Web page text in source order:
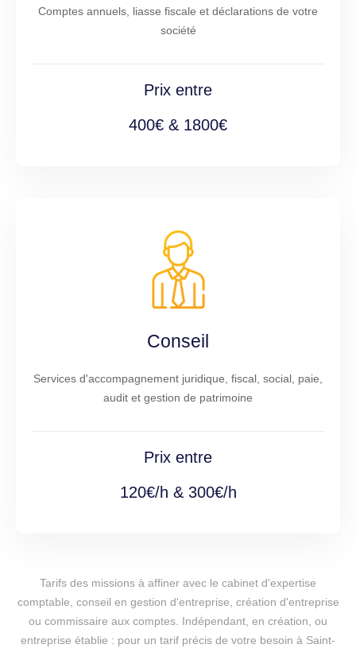
Comptes annuels, liasse fiscale et déclarations de votre
société
Prix entre
400€ & 1800€
Conseil
Services d'accompagnement juridique, fiscal, social, paie,
audit et gestion de patrimoine
Prix entre
120€/h & 300€/h
Tarifs des missions à affiner avec le cabinet d'expertise
comptable, conseil en gestion d'entreprise, création d'entreprise
ou commissaire aux comptes. Indépendant, en création, ou
entreprise établie : pour un tarif précis de votre besoin à Saint-